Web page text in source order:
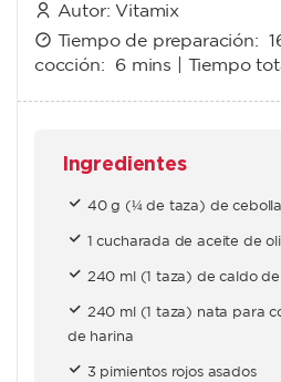
Autor: Vitamix
Tiempo de preparación:
cocción: 6 mins | Tiempo
Ingredientes
40 g (¼ de taza) de
1 cucharada de aceite de
240 ml (1 taza) de caldo
240 ml (1 taza) nata para
de harina
3 pimientos rojos asados